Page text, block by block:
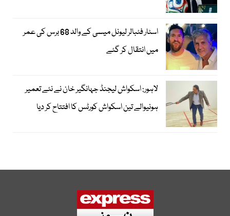
اسٹار فٹبالر لیونل میسی کے والد 68 برس کی عمر
میں انتقال کر گئے
لاہور: اسکواش لیجنڈ جہانگیر خان نے نئے تعمیر
ہونیوالے تین اسکواش کورٹس کا افتتاح کر دیا